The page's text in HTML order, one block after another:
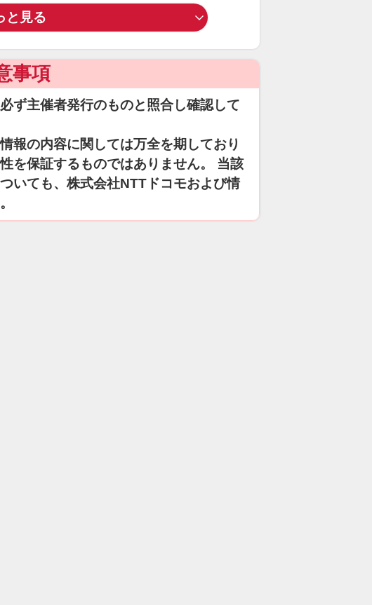
と見る
事項
ず主催者発行のものと照合し確認して
報の内容に関しては万全を期しており
を保証するものではありません。 当該
いても、株式会社NTTドコモおよび情